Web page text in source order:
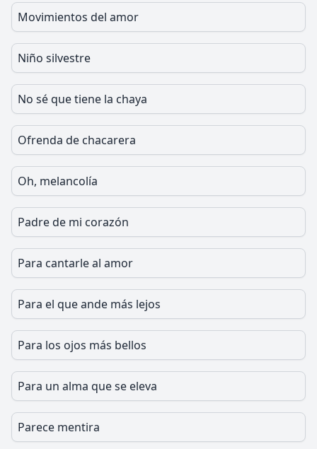
Movimientos del amor
Niño silvestre
No sé que tiene la chaya
Ofrenda de chacarera
Oh, melancolía
Padre de mi corazón
Para cantarle al amor
Para el que ande más lejos
Para los ojos más bellos
Para un alma que se eleva
Parece mentira